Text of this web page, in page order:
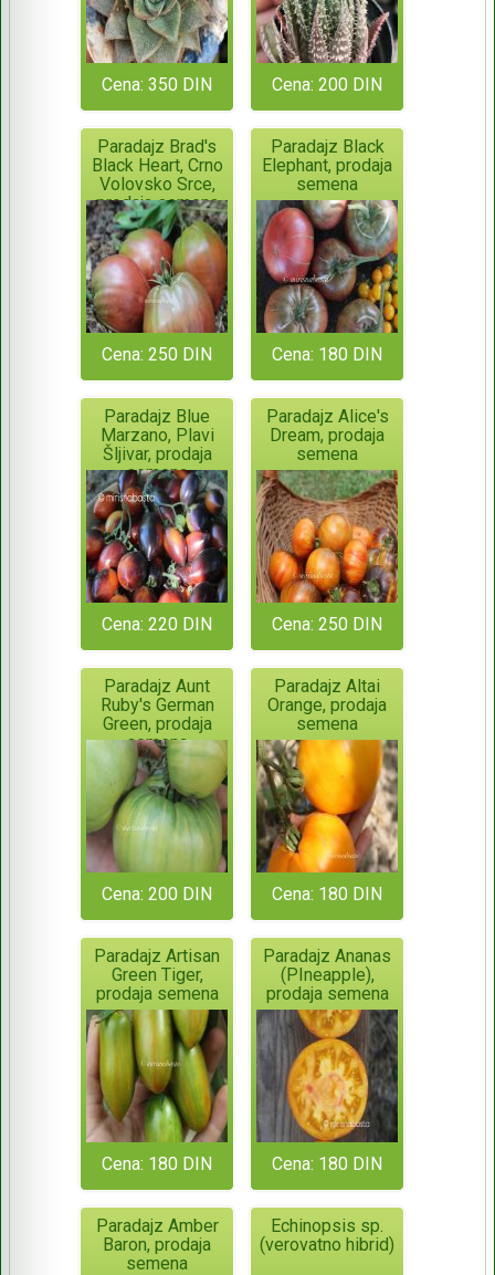
Cena: 350 DIN Cena: 200 DIN
Paradajz Brad's
Black Heart, Crno
Volovsko Srce,
prodaja semena
Cena: 250 DIN
Paradajz Black
Elephant, prodaja
semena
Cena: 180 DIN
Paradajz Blue
Marzano, Plavi
Šljivar, prodaja
semena
Cena: 220 DIN
Paradajz Alice's
Dream, prodaja
semena
Cena: 250 DIN
Paradajz Aunt
Ruby's German
Green, prodaja
semena
Cena: 200 DIN
Paradajz Altai
Orange, prodaja
semena
Cena: 180 DIN
Paradajz Artisan
Green Tiger,
prodaja semena
Cena: 180 DIN
Paradajz Ananas
(PIneapple),
prodaja semena
Cena: 180 DIN
Paradajz Amber
Baron, prodaja
semena
Echinopsis sp.
(verovatno hibrid)